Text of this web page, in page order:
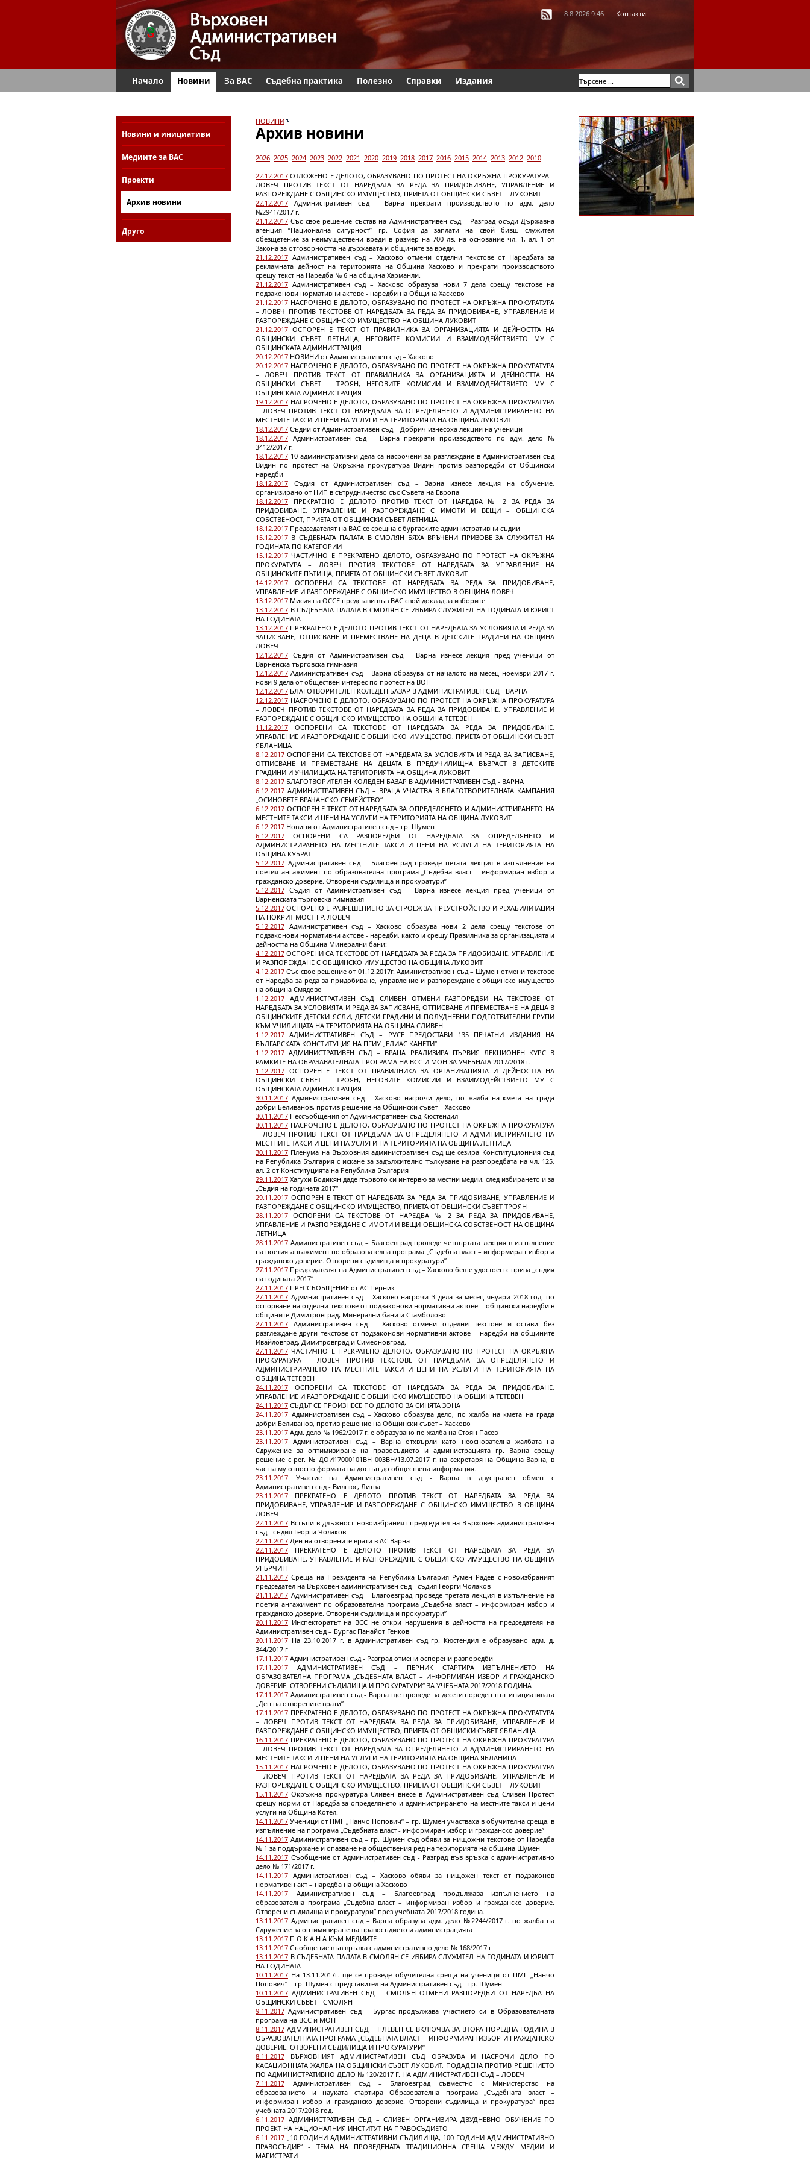
8.8.2026 9:46 Контакти
Начало Новини За ВАС Съдебна практика Полезно Справки Издания
Новини и инициативи
Медиите за ВАС
Проекти
Архив новини
Друго
НОВИНИ
Архив новини
2026 2025 2024 2023 2022 2021 2020 2019 2018 2017 2016 2015 2014 2013 2012 2010
22.12.2017 ОТЛОЖЕНО Е ДЕЛОТО, ОБРАЗУВАНО ПО ПРОТЕСТ НА ОКРЪЖНА ПРОКУРАТУРА –
ЛОВЕЧ ПРОТИВ ТЕКСТ ОТ НАРЕДБАТА ЗА РЕДА ЗА ПРИДОБИВАНЕ, УПРАВЛЕНИЕ И
РАЗПОРЕЖДАНЕ С ОБЩИНСКО ИМУЩЕСТВО, ПРИЕТА ОТ ОБЩИНСКИ СЪВЕТ – ЛУКОВИТ
22.12.2017 Административен съд – Варна прекрати производството по адм. дело
№2941/2017 г.
21.12.2017 Със свое решение състав на Административен съд – Разград осъди Държавна
агенция ”Национална сигурност” гр. София да заплати на свой бивш служител
обезщетение за неимуществени вреди в размер на 700 лв. на основание чл. 1, ал. 1 от
Закона за отговорността на държавата и общините за вреди.
21.12.2017 Административен съд – Хасково отмени отделни текстове от Наредбата за
рекламната дейност на територията на Община Хасково и прекрати производството
срещу текст на Наредба № 6 на община Харманли.
21.12.2017 Административен съд – Хасково образува нови 7 дела срещу текстове на
подзаконови нормативни актове - наредби на Община Хасково
21.12.2017 НАСРОЧЕНО Е ДЕЛОТО, ОБРАЗУВАНО ПО ПРОТЕСТ НА ОКРЪЖНА ПРОКУРАТУРА
– ЛОВЕЧ ПРОТИВ ТЕКСТОВЕ ОТ НАРЕДБАТА ЗА РЕДА ЗА ПРИДОБИВАНЕ, УПРАВЛЕНИЕ И
РАЗПОРЕЖДАНЕ С ОБЩИНСКО ИМУЩЕСТВО НА ОБЩИНА ЛУКОВИТ
21.12.2017 ОСПОРЕН Е ТЕКСТ ОТ ПРАВИЛНИКА ЗА ОРГАНИЗАЦИЯТА И ДЕЙНОСТТА НА
ОБЩИНСКИ СЪВЕТ ЛЕТНИЦА, НЕГОВИТЕ КОМИСИИ И ВЗАИМОДЕЙСТВИЕТО МУ С
ОБЩИНСКАТА АДМИНИСТРАЦИЯ
20.12.2017 НОВИНИ от Административен съд – Хасково
20.12.2017 НАСРОЧЕНО Е ДЕЛОТО, ОБРАЗУВАНО ПО ПРОТЕСТ НА ОКРЪЖНА ПРОКУРАТУРА
– ЛОВЕЧ ПРОТИВ ТЕКСТ ОТ ПРАВИЛНИКА ЗА ОРГАНИЗАЦИЯТА И ДЕЙНОСТТА НА
ОБЩИНСКИ СЪВЕТ – ТРОЯН, НЕГОВИТЕ КОМИСИИ И ВЗАИМОДЕЙСТВИЕТО МУ С
ОБЩИНСКАТА АДМИНИСТРАЦИЯ
19.12.2017 НАСРОЧЕНО Е ДЕЛОТО, ОБРАЗУВАНО ПО ПРОТЕСТ НА ОКРЪЖНА ПРОКУРАТУРА
– ЛОВЕЧ ПРОТИВ ТЕКСТ ОТ НАРЕДБАТА ЗА ОПРЕДЕЛЯНЕТО И АДМИНИСТРИРАНЕТО НА
МЕСТНИТЕ ТАКСИ И ЦЕНИ НА УСЛУГИ НА ТЕРИТОРИЯТА НА ОБЩИНА ЛУКОВИТ
18.12.2017 Съдии от Административен съд – Добрич изнесоха лекции на ученици
18.12.2017 Административен съд – Варна прекрати производството по адм. дело №
3412/2017 г.
18.12.2017 10 административни дела са насрочени за разглеждане в Административен съд
Видин по протест на Окръжна прокуратура Видин против разпоредби от Общински
наредби
18.12.2017 Съдия от Административен съд – Варна изнесе лекция на обучение,
организирано от НИП в сътрудничество със Съвета на Европа
18.12.2017 ПРЕКРАТЕНО Е ДЕЛОТО ПРОТИВ ТЕКСТ ОТ НАРЕДБА № 2 ЗА РЕДА ЗА
ПРИДОБИВАНЕ, УПРАВЛЕНИЕ И РАЗПОРЕЖДАНЕ С ИМОТИ И ВЕЩИ – ОБЩИНСКА
СОБСТВЕНОСТ, ПРИЕТА ОТ ОБЩИНСКИ СЪВЕТ ЛЕТНИЦА
18.12.2017 Председателят на ВАС се срещна с бургаските административни съдии
15.12.2017 В СЪДЕБНАТА ПАЛАТА В СМОЛЯН БЯХА ВРЪЧЕНИ ПРИЗОВЕ ЗА СЛУЖИТЕЛ НА
ГОДИНАТА ПО КАТЕГОРИИ
15.12.2017 ЧАСТИЧНО Е ПРЕКРАТЕНО ДЕЛОТО, ОБРАЗУВАНО ПО ПРОТЕСТ НА ОКРЪЖНА
ПРОКУРАТУРА – ЛОВЕЧ ПРОТИВ ТЕКСТОВЕ ОТ НАРЕДБАТА ЗА УПРАВЛЕНИЕ НА
ОБЩИНСКИТЕ ПЪТИЩА, ПРИЕТА ОТ ОБЩИНСКИ СЪВЕТ ЛУКОВИТ
14.12.2017 ОСПОРЕНИ СА ТЕКСТОВЕ ОТ НАРЕДБАТА ЗА РЕДА ЗА ПРИДОБИВАНЕ,
УПРАВЛЕНИЕ И РАЗПОРЕЖДАНЕ С ОБЩИНСКО ИМУЩЕСТВО В ОБЩИНА ЛОВЕЧ
13.12.2017 Мисия на ОССЕ представи във ВАС свой доклад за изборите
13.12.2017 В СЪДЕБНАТА ПАЛАТА В СМОЛЯН СЕ ИЗБИРА СЛУЖИТЕЛ НА ГОДИНАТА И ЮРИСТ
НА ГОДИНАТА
13.12.2017 ПРЕКРАТЕНО Е ДЕЛОТО ПРОТИВ ТЕКСТ ОТ НАРЕДБАТА ЗА УСЛОВИЯТА И РЕДА ЗА
ЗАПИСВАНЕ, ОТПИСВАНЕ И ПРЕМЕСТВАНЕ НА ДЕЦА В ДЕТСКИТЕ ГРАДИНИ НА ОБЩИНА
ЛОВЕЧ
12.12.2017 Съдия от Административен съд – Варна изнесе лекция пред ученици от
Варненска търговска гимназия
12.12.2017 Административен съд – Варна образува от началото на месец ноември 2017 г.
нови 9 дела от обществен интерес по протест на ВОП
12.12.2017 БЛАГОТВОРИТЕЛЕН КОЛЕДЕН БАЗАР В АДМИНИСТРАТИВЕН СЪД - ВАРНА
12.12.2017 НАСРОЧЕНО Е ДЕЛОТО, ОБРАЗУВАНО ПО ПРОТЕСТ НА ОКРЪЖНА ПРОКУРАТУРА
– ЛОВЕЧ ПРОТИВ ТЕКСТОВЕ ОТ НАРЕДБАТА ЗА РЕДА ЗА ПРИДОБИВАНЕ, УПРАВЛЕНИЕ И
РАЗПОРЕЖДАНЕ С ОБЩИНСКО ИМУЩЕСТВО НА ОБЩИНА ТЕТЕВЕН
11.12.2017 ОСПОРЕНИ СА ТЕКСТОВЕ ОТ НАРЕДБАТА ЗА РЕДА ЗА ПРИДОБИВАНЕ,
УПРАВЛЕНИЕ И РАЗПОРЕЖДАНЕ С ОБЩИНСКО ИМУЩЕСТВО, ПРИЕТА ОТ ОБЩИНСКИ СЪВЕТ
ЯБЛАНИЦА
8.12.2017 ОСПОРЕНИ СА ТЕКСТОВЕ ОТ НАРЕДБАТА ЗА УСЛОВИЯТА И РЕДА ЗА ЗАПИСВАНЕ,
ОТПИСВАНЕ И ПРЕМЕСТВАНЕ НА ДЕЦАТА В ПРЕДУЧИЛИЩНА ВЪЗРАСТ В ДЕТСКИТЕ
ГРАДИНИ И УЧИЛИЩАТА НА ТЕРИТОРИЯТА НА ОБЩИНА ЛУКОВИТ
8.12.2017 БЛАГОТВОРИТЕЛЕН КОЛЕДЕН БАЗАР В АДМИНИСТРАТИВЕН СЪД - ВАРНА
6.12.2017 АДМИНИСТРАТИВЕН СЪД – ВРАЦА УЧАСТВА В БЛАГОТВОРИТЕЛНАТА КАМПАНИЯ
„ОСИНОВЕТЕ ВРАЧАНСКО СЕМЕЙСТВО“
6.12.2017 ОСПОРЕН Е ТЕКСТ ОТ НАРЕДБАТА ЗА ОПРЕДЕЛЯНЕТО И АДМИНИСТРИРАНЕТО НА
МЕСТНИТЕ ТАКСИ И ЦЕНИ НА УСЛУГИ НА ТЕРИТОРИЯТА НА ОБЩИНА ЛУКОВИТ
6.12.2017 Новини от Административен съд – гр. Шумен
6.12.2017 ОСПОРЕНИ СА РАЗПОРЕДБИ ОТ НАРЕДБАТА ЗА ОПРЕДЕЛЯНЕТО И
АДМИНИСТРИРАНЕТО НА МЕСТНИТЕ ТАКСИ И ЦЕНИ НА УСЛУГИ НА ТЕРИТОРИЯТА НА
ОБЩИНА КУБРАТ
5.12.2017 Административен съд – Благоевград проведе петата лекция в изпълнение на
поетия ангажимент по образователна програма „Съдебна власт – информиран избор и
гражданско доверие. Отворени съдилища и прокуратури”
5.12.2017 Съдия от Административен съд – Варна изнесе лекция пред ученици от
Варненската търговска гимназия
5.12.2017 ОСПОРЕНО Е РАЗРЕШЕНИЕТО ЗА СТРОЕЖ ЗА ПРЕУСТРОЙСТВО И РЕХАБИЛИТАЦИЯ
НА ПОКРИТ МОСТ ГР. ЛОВЕЧ
5.12.2017 Административен съд – Хасково образува нови 2 дела срещу текстове от
подзаконови нормативни актове - наредби, както и срещу Правилника за организацията и
дейността на Община Минерални бани:
4.12.2017 ОСПОРЕНИ СА ТЕКСТОВЕ ОТ НАРЕДБАТА ЗА РЕДА ЗА ПРИДОБИВАНЕ, УПРАВЛЕНИЕ
И РАЗПОРЕЖДАНЕ С ОБЩИНСКО ИМУЩЕСТВО НА ОБЩИНА ЛУКОВИТ
4.12.2017 Със свое решение от 01.12.2017г. Административен съд – Шумен отмени текстове
от Наредба за реда за придобиване, управление и разпореждане с общинско имущество
на община Смядово
1.12.2017 АДМИНИСТРАТИВЕН СЪД СЛИВЕН ОТМЕНИ РАЗПОРЕДБИ НА ТЕКСТОВЕ ОТ
НАРЕДБАТА ЗА УСЛОВИЯТА И РЕДА ЗА ЗАПИСВАНЕ, ОТПИСВАНЕ И ПРЕМЕСТВАНЕ НА ДЕЦА В
ОБЩИНСКИТЕ ДЕТСКИ ЯСЛИ, ДЕТСКИ ГРАДИНИ И ПОЛУДНЕВНИ ПОДГОТВИТЕЛНИ ГРУПИ
КЪМ УЧИЛИЩАТА НА ТЕРИТОРИЯТА НА ОБЩИНА СЛИВЕН
1.12.2017 АДМИНИСТРАТИВЕН СЪД – РУСЕ ПРЕДОСТАВИ 135 ПЕЧАТНИ ИЗДАНИЯ НА
БЪЛГАРСКАТА КОНСТИТУЦИЯ НА ПГИУ „ЕЛИАС КАНЕТИ“
1.12.2017 АДМИНИСТРАТИВЕН СЪД – ВРАЦА РЕАЛИЗИРА ПЪРВИЯ ЛЕКЦИОНЕН КУРС В
РАМКИТЕ НА ОБРАЗАВАТЕЛНАТА ПРОГРАМА НА ВСС И МОН ЗА УЧЕБНАТА 2017/2018 г.
1.12.2017 ОСПОРЕН Е ТЕКСТ ОТ ПРАВИЛНИКА ЗА ОРГАНИЗАЦИЯТА И ДЕЙНОСТТА НА
ОБЩИНСКИ СЪВЕТ – ТРОЯН, НЕГОВИТЕ КОМИСИИ И ВЗАИМОДЕЙСТВИЕТО МУ С
ОБЩИНСКАТА АДМИНИСТРАЦИЯ
30.11.2017 Административен съд – Хасково насрочи дело, по жалба на кмета на града
добри Беливанов, против решение на Общински съвет – Хасково
30.11.2017 Пессъобщения от Административен съд Кюстендил
30.11.2017 НАСРОЧЕНО Е ДЕЛОТО, ОБРАЗУВАНО ПО ПРОТЕСТ НА ОКРЪЖНА ПРОКУРАТУРА
– ЛОВЕЧ ПРОТИВ ТЕКСТ ОТ НАРЕДБАТА ЗА ОПРЕДЕЛЯНЕТО И АДМИНИСТРИРАНЕТО НА
МЕСТНИТЕ ТАКСИ И ЦЕНИ НА УСЛУГИ НА ТЕРИТОРИЯТА НА ОБЩИНА ЛЕТНИЦА
30.11.2017 Пленума на Върховния административен съд ще сезира Конституционния съд
на Република България с искане за задължително тълкуване на разпоредбата на чл. 125,
ал. 2 от Конституцията на Република България
29.11.2017 Хагухи Бодикян даде първото си интервю за местни медии, след избирането и за
„Съдия на годината 2017“
29.11.2017 ОСПОРЕН Е ТЕКСТ ОТ НАРЕДБАТА ЗА РЕДА ЗА ПРИДОБИВАНЕ, УПРАВЛЕНИЕ И
РАЗПОРЕЖДАНЕ С ОБЩИНСКО ИМУЩЕСТВО, ПРИЕТА ОТ ОБЩИНСКИ СЪВЕТ ТРОЯН
28.11.2017 ОСПОРЕНИ СА ТЕКСТОВЕ ОТ НАРЕДБА № 2 ЗА РЕДА ЗА ПРИДОБИВАНЕ,
УПРАВЛЕНИЕ И РАЗПОРЕЖДАНЕ С ИМОТИ И ВЕЩИ ОБЩИНСКА СОБСТВЕНОСТ НА ОБЩИНА
ЛЕТНИЦА
28.11.2017 Административен съд – Благоевград проведе четвъртата лекция в изпълнение
на поетия ангажимент по образователна програма „Съдебна власт – информиран избор и
гражданско доверие. Отворени съдилища и прокуратури”
27.11.2017 Председателят на Административен съд – Хасково беше удостоен с приза „съдия
на годината 2017“
27.11.2017 ПРЕССЪОБЩЕНИЕ от АС Перник
27.11.2017 Административен съд – Хасково насрочи 3 дела за месец януари 2018 год. по
оспорване на отделни текстове от подзаконови нормативни актове – общински наредби в
общините Димитровград, Минерални бани и Стамболово
27.11.2017 Административен съд – Хасково отмени отделни текстове и остави без
разглеждане други текстове от подзаконови нормативни актове – наредби на общините
Ивайловград, Димитровград и Симеоновград.
27.11.2017 ЧАСТИЧНО Е ПРЕКРАТЕНО ДЕЛОТО, ОБРАЗУВАНО ПО ПРОТЕСТ НА ОКРЪЖНА
ПРОКУРАТУРА – ЛОВЕЧ ПРОТИВ ТЕКСТОВЕ ОТ НАРЕДБАТА ЗА ОПРЕДЕЛЯНЕТО И
АДМИНИСТРИРАНЕТО НА МЕСТНИТЕ ТАКСИ И ЦЕНИ НА УСЛУГИ НА ТЕРИТОРИЯТА НА
ОБЩИНА ТЕТЕВЕН
24.11.2017 ОСПОРЕНИ СА ТЕКСТОВЕ ОТ НАРЕДБАТА ЗА РЕДА ЗА ПРИДОБИВАНЕ,
УПРАВЛЕНИЕ И РАЗПОРЕЖДАНЕ С ОБЩИНСКО ИМУЩЕСТВО НА ОБЩИНА ТЕТЕВЕН
24.11.2017 СЪДЪТ СЕ ПРОИЗНЕСЕ ПО ДЕЛОТО ЗА СИНЯТА ЗОНА
24.11.2017 Административен съд – Хасково образува дело, по жалба на кмета на града
добри Беливанов, против решение на Общински съвет – Хасково
23.11.2017 Адм. дело № 1962/2017 г. е образувано по жалба на Стоян Пасев
23.11.2017 Административен съд – Варна отхвърли като неоснователна жалбата на
Сдружение за оптимизиране на правосъдието и администрацията гр. Варна срещу
решение с рег. № ДОИ17000101ВН_003ВН/13.07.2017 г. на секретаря на Община Варна, в
частта му относно формата на достъп до обществена информация.
23.11.2017 Участие на Административен съд - Варна в двустранен обмен с
Административен съд - Вилнюс, Литва
23.11.2017 ПРЕКРАТЕНО Е ДЕЛОТО ПРОТИВ ТЕКСТ ОТ НАРЕДБАТА ЗА РЕДА ЗА
ПРИДОБИВАНЕ, УПРАВЛЕНИЕ И РАЗПОРЕЖДАНЕ С ОБЩИНСКО ИМУЩЕСТВО В ОБЩИНА
ЛОВЕЧ
22.11.2017 Встъпи в длъжност новоизбраният председател на Върховен административен
съд - съдия Георги Чолаков
22.11.2017 Ден на отворените врати в АС Варна
22.11.2017 ПРЕКРАТЕНО Е ДЕЛОТО ПРОТИВ ТЕКСТ ОТ НАРЕДБАТА ЗА РЕДА ЗА
ПРИДОБИВАНЕ, УПРАВЛЕНИЕ И РАЗПОРЕЖДАНЕ С ОБЩИНСКО ИМУЩЕСТВО НА ОБЩИНА
УГЪРЧИН
21.11.2017 Среща на Президента на Република България Румен Радев с новоизбраният
председател на Върховен административен съд - съдия Георги Чолаков
21.11.2017 Административен съд – Благоевград проведе третата лекция в изпълнение на
поетия ангажимент по образователна програма „Съдебна власт – информиран избор и
гражданско доверие. Отворени съдилища и прокуратури”
20.11.2017 Инспекторатът на ВСС не откри нарушения в дейността на председателя на
Административен съд – Бургас Панайот Генков
20.11.2017 На 23.10.2017 г. в Административен съд гр. Кюстендил е образувано адм. д.
344/2017 г
17.11.2017 Административен съд - Разград отмени оспорени разпоредби
17.11.2017 АДМИНИСТРАТИВЕН СЪД – ПЕРНИК СТАРТИРА ИЗПЪЛНЕНИЕТО НА
ОБРАЗОВАТЕЛНА ПРОГРАМА „СЪДЕБНАТА ВЛАСТ – ИНФОРМИРАН ИЗБОР И ГРАЖДАНСКО
ДОВЕРИЕ. ОТВОРЕНИ СЪДИЛИЩА И ПРОКУРАТУРИ“ ЗА УЧЕБНАТА 2017/2018 ГОДИНА
17.11.2017 Административен съд - Варна ще проведе за десети пореден път инициативата
„Ден на отворените врати”
17.11.2017 ПРЕКРАТЕНО Е ДЕЛОТО, ОБРАЗУВАНО ПО ПРОТЕСТ НА ОКРЪЖНА ПРОКУРАТУРА
– ЛОВЕЧ ПРОТИВ ТЕКСТ ОТ НАРЕДБАТА ЗА РЕДА ЗА ПРИДОБИВАНЕ, УПРАВЛЕНИЕ И
РАЗПОРЕЖДАНЕ С ОБЩИНСКО ИМУЩЕСТВО, ПРИЕТА ОТ ОБЩИСКИ СЪВЕТ ЯБЛАНИЦА
16.11.2017 ПРЕКРАТЕНО Е ДЕЛОТО, ОБРАЗУВАНО ПО ПРОТЕСТ НА ОКРЪЖНА ПРОКУРАТУРА
– ЛОВЕЧ ПРОТИВ ТЕКСТ ОТ НАРЕДБАТА ЗА ОПРЕДЕЛЯНЕТО И АДМИНИСТРИРАНЕТО НА
МЕСТНИТЕ ТАКСИ И ЦЕНИ НА УСЛУГИ НА ТЕРИТОРИЯТА НА ОБЩИНА ЯБЛАНИЦА
15.11.2017 НАСРОЧЕНО Е ДЕЛОТО, ОБРАЗУВАНО ПО ПРОТЕСТ НА ОКРЪЖНА ПРОКУРАТУРА
– ЛОВЕЧ ПРОТИВ ТЕКСТ ОТ НАРЕДБАТА ЗА РЕДА ЗА ПРИДОБИВАНЕ, УПРАВЛЕНИЕ И
РАЗПОРЕЖДАНЕ С ОБЩИНСКО ИМУЩЕСТВО, ПРИЕТА ОТ ОБЩИНСКИ СЪВЕТ – ЛУКОВИТ
15.11.2017 Окръжна прокуратура Сливен внесе в Административен съд Сливен Протест
срещу норми от Наредба за определянето и администрирането на местните такси и цени
услуги на Община Котел.
14.11.2017 Ученици от ПМГ „Нанчо Попович“ – гр. Шумен участваха в обучителна среща, в
изпълнение на програма „Съдебната власт - информиран избор и гражданско доверие”
14.11.2017 Административен съд – гр. Шумен съд обяви за нищожни текстове от Наредба
№ 1 за поддържане и опазване на обществения ред на територията на община Шумен
14.11.2017 Съобщение от Административен съд - Разград във връзка с административно
дело № 171/2017 г.
14.11.2017 Административен съд – Хасково обяви за нищожен текст от подзаконов
нормативен акт – наредба на община Хасково
14.11.2017 Административен съд – Благоевград продължава изпълнението на
образователна програма „Съдебна власт – информиран избор и гражданско доверие.
Отворени съдилища и прокуратури” през учебната 2017/2018 година.
13.11.2017 Административен съд – Варна образува адм. дело №2244/2017 г. по жалба на
Сдружение за оптимизиране на правосъдието и администрацията
13.11.2017 П О К А Н А КЪМ МЕДИИТЕ
13.11.2017 Съобщение във връзка с административно дело № 168/2017 г.
13.11.2017 В СЪДЕБНАТА ПАЛАТА В СМОЛЯН СЕ ИЗБИРА СЛУЖИТЕЛ НА ГОДИНАТА И ЮРИСТ
НА ГОДИНАТА
10.11.2017 На 13.11.2017г. ще се проведе обучителна среща на ученици от ПМГ „Нанчо
Попович“ – гр. Шумен с представител на Административен съд – гр. Шумен
10.11.2017 АДМИНИСТРАТИВЕН СЪД – СМОЛЯН ОТМЕНИ РАЗПОРЕДБИ ОТ НАРЕДБА НА
ОБЩИНСКИ СЪВЕТ - СМОЛЯН
9.11.2017 Административен съд – Бургас продължава участието си в Образователната
програма на ВСС и МОН
8.11.2017 АДМИНИСТРАТИВЕН СЪД – ПЛЕВЕН СЕ ВКЛЮЧВА ЗА ВТОРА ПОРЕДНА ГОДИНА В
ОБРАЗОВАТЕЛНАТА ПРОГРАМА „СЪДЕБНАТА ВЛАСТ – ИНФОРМИРАН ИЗБОР И ГРАЖДАНСКО
ДОВЕРИЕ. ОТВОРЕНИ СЪДИЛИЩА И ПРОКУРАТУРИ“
8.11.2017 ВЪРХОВНИЯТ АДМИНИСТРАТИВЕН СЪД ОБРАЗУВА И НАСРОЧИ ДЕЛО ПО
КАСАЦИОННАТА ЖАЛБА НА ОБЩИНСКИ СЪВЕТ ЛУКОВИТ, ПОДАДЕНА ПРОТИВ РЕШЕНИЕТО
ПО АДМИНИСТРАТИВНО ДЕЛО № 120/2017 Г. НА АДМИНИСТРАТИВЕН СЪД – ЛОВЕЧ
7.11.2017 Административен съд – Благоевград съвместно с Министерство на
образованието и науката стартира Образователна програма „Съдебната власт –
информиран избор и гражданско доверие. Отворени съдилища и прокуратура“ през
учебната 2017/2018 год.
6.11.2017 АДМИНИСТРАТИВЕН СЪД – СЛИВЕН ОРГАНИЗИРА ДВУДНЕВНО ОБУЧЕНИЕ ПО
ПРОЕКТ НА НАЦИОНАЛНИЯ ИНСТИТУТ НА ПРАВОСЪДИЕТО
6.11.2017 „10 ГОДИНИ АДМИНИСТРАТИВНИ СЪДИЛИЩА, 100 ГОДИНИ АДМИНИСТРАТИВНО
ПРАВОСЪДИЕ“ - ТЕМА НА ПРОВЕДЕНАТА ТРАДИЦИОННА СРЕЩА МЕЖДУ МЕДИИ И
МАГИСТРАТИ